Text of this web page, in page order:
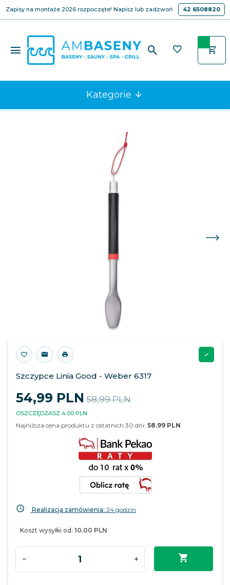
Zapisy na montaże 2026 rozpoczęte! Napisz lub zadzwoń 42 6508820
Kategorie
Szczypce Linia Good - Weber 6317
54,99 PLN 58,99 PLN
OSZCZĘDZASZ 4.00 PLN
Najniższa cena produktu z ostatnich 30 dni: 58.99 PLN
Realizacja zamówienia: 24 godzin
Koszt wysyłki od: 10.00 PLN